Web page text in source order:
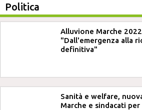
Politica
Alluvione Marche
"Dall'emergenza alla
definitiva"
Sanità e welfare,
Marche e sindacati